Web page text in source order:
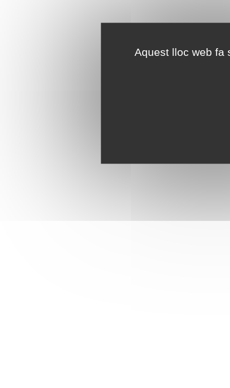
Aquest lloc web fa